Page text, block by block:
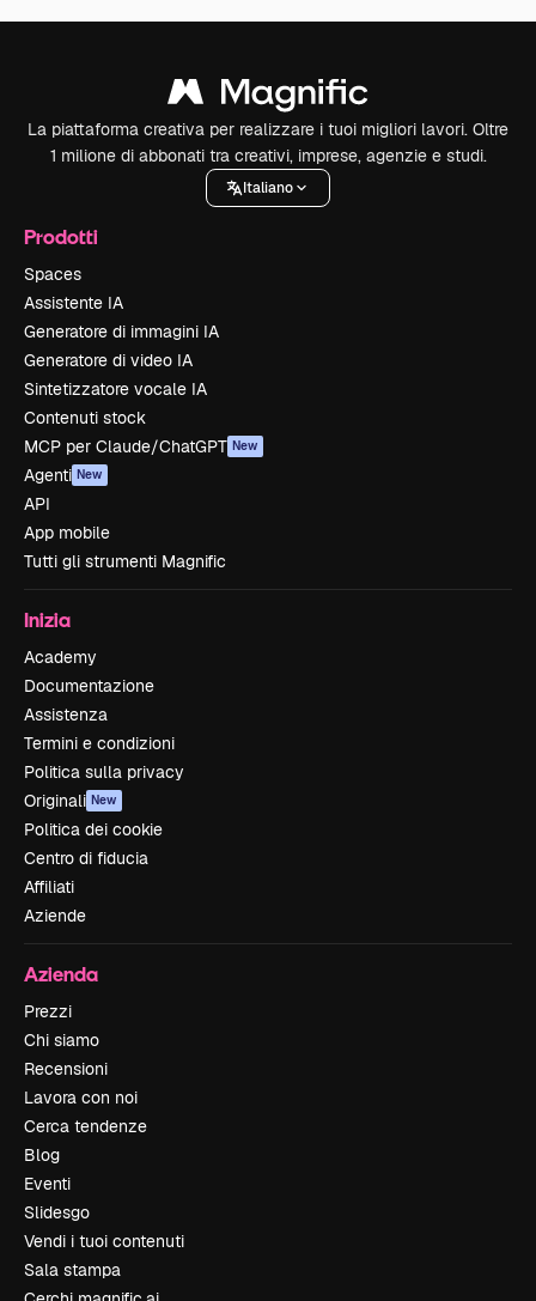
La piattaforma creativa per realizzare i tuoi migliori lavori. Oltre
1 milione di abbonati tra creativi, imprese, agenzie e studi.
Italiano
Prodotti
Spaces
Assistente IA
Generatore di immagini IA
Generatore di video IA
Sintetizzatore vocale IA
Contenuti stock
MCP per Claude/ChatGPT New
Agenti New
API
App mobile
Tutti gli strumenti Magnific
Inizia
Academy
Documentazione
Assistenza
Termini e condizioni
Politica sulla privacy
Originali New
Politica dei cookie
Centro di fiducia
Affiliati
Aziende
Azienda
Prezzi
Chi siamo
Recensioni
Lavora con noi
Cerca tendenze
Blog
Eventi
Slidesgo
Vendi i tuoi contenuti
Sala stampa